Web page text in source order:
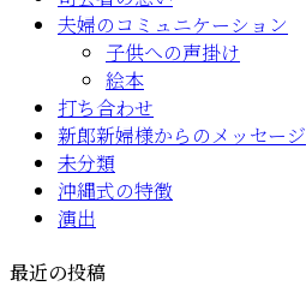
夫婦のコミュニケーション
子供への声掛け
絵本
打ち合わせ
新郎新婦様からのメッセージ
未分類
沖縄式の特徴
演出
最近の投稿